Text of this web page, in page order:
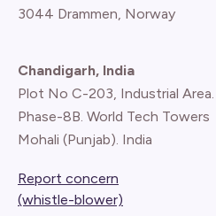
3044 Drammen, Norway
Chandigarh, India
Plot No C-203, Industrial Area.
Phase-8B. World Tech Towers
Mohali (Punjab). India
Report concern
(whistle-blower)